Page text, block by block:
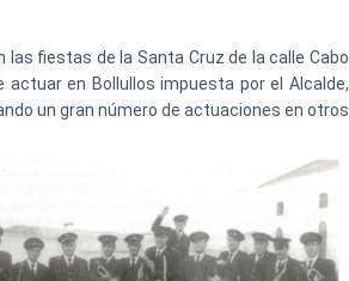
las fiestas de la Santa Cruz de la calle Cabo
actuar en Bollullos impuesta por el Alcalde,
un gran número de actuaciones en otros